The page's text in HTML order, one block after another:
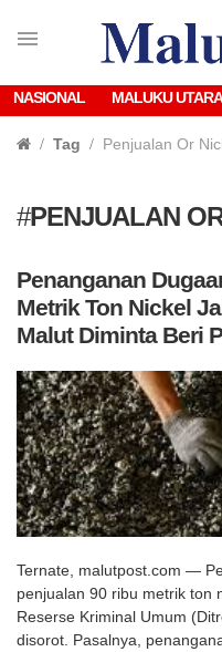
NASIONAL MALUKU UTARA
Tag Penjualan Or
#PENJUALAN
Penanganan
Metrik Ton Nickel
Malut Diminta Beri
Ternate, malutpost.com —
penjualan 90 ribu metrik ton
Reserse Kriminal Umum
disorot. Pasalnya,